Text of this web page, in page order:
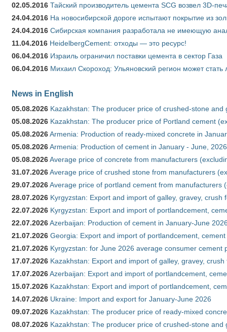
02.05.2016 Тайский производитель цемента SCG возвел 3D-
24.04.2016 На новосибирской дороге испытают покрытие из
24.04.2016 Сибирская компания разработала не имеющую
11.04.2016 HeidelbergCement: отходы — это ресурс!
06.04.2016 Израиль ограничил поставки цемента в сектор Газа
06.04.2016 Михаил Скороход: Ульяновский регион может
News in English
05.08.2026 Kazakhstan: The producer price of crushed-stone and
05.08.2026 Kazakhstan: The producer price of Portland cement
05.08.2026Armenia: Production of ready-mixed concrete in
05.08.2026Armenia: Production of cement in January - June, 2026
05.08.2026Average price of concrete from manufacturers
31.07.2026Average price of crushed stone from manufacturers
29.07.2026Average price of portland cement from manufacturers
28.07.2026 Kyrgyzstan: Export and import of galley, gravey,
22.07.2026 Kyrgyzstan: Export and import of portlandcement,
22.07.2026Azerbaijan: Production of cement in January-June
21.07.2026 Georgia: Export and import of portlandcement,
21.07.2026 Kyrgyzstan: for June 2026 average consumer cement
17.07.2026 Kazakhstan: Export and import of galley, gravey,
17.07.2026Azerbaijan: Export and import of portlandcement,
15.07.2026 Kazakhstan: Export and import of portlandcement,
14.07.2026 Ukraine: Import and export for January-June 2026
09.07.2026 Kazakhstan: The producer price of ready-mixed
08.07.2026 Kazakhstan: The producer price of crushed-stone and